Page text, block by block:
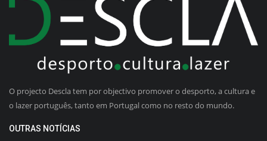
O projecto Descla tem por objectivo promover o desporto, a cultura e
o lazer português, tanto em Portugal como no resto do mundo.
OUTRAS NOTÍCIAS